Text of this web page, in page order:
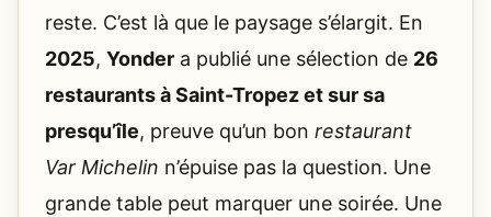
reste. C’est là que le paysage s’élargit. En
2025, Yonder a publié une sélection de 26
restaurants à Saint-Tropez et sur sa
presqu’île, preuve qu’un bon restaurant
Var Michelin n’épuise pas la question. Une
grande table peut marquer une soirée. Une